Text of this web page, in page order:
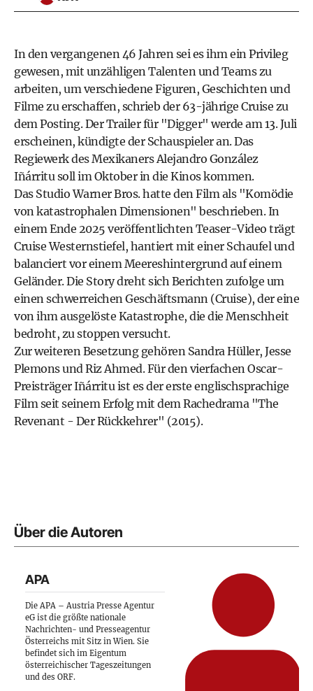
In den vergangenen 46 Jahren sei es ihm ein Privileg
gewesen, mit unzähligen Talenten und Teams zu
arbeiten, um verschiedene Figuren, Geschichten und
Filme zu erschaffen, schrieb der 63-jährige Cruise zu
dem Posting. Der Trailer für "Digger" werde am 13. Juli
erscheinen, kündigte der Schauspieler an. Das
Regiewerk des Mexikaners Alejandro González
Iñárritu soll im Oktober in die Kinos kommen.
Das Studio Warner Bros. hatte den Film als "Komödie
von katastrophalen Dimensionen" beschrieben. In
einem Ende 2025 veröffentlichten Teaser-Video trägt
Cruise Westernstiefel, hantiert mit einer Schaufel und
balanciert vor einem Meereshintergrund auf einem
Geländer. Die Story dreht sich Berichten zufolge um
einen schwerreichen Geschäftsmann (Cruise), der eine
von ihm ausgelöste Katastrophe, die die Menschheit
bedroht, zu stoppen versucht.
Zur weiteren Besetzung gehören Sandra Hüller, Jesse
Plemons und Riz Ahmed. Für den vierfachen Oscar-
Preisträger Iñárritu ist es der erste englischsprachige
Film seit seinem Erfolg mit dem Rachedrama "The
Revenant - Der Rückkehrer" (2015).
Über die Autoren
APA
Die APA – Austria Presse Agentur
eG ist die größte nationale
Nachrichten- und Presseagentur
Österreichs mit Sitz in Wien. Sie
befindet sich im Eigentum
österreichischer Tageszeitungen
und des ORF.